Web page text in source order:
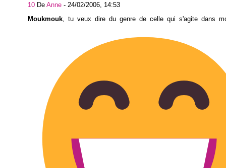
10 De Anne - 24/02/2006, 14:53
Moukmouk , tu veux dire du genre de celle qui s'agite dans